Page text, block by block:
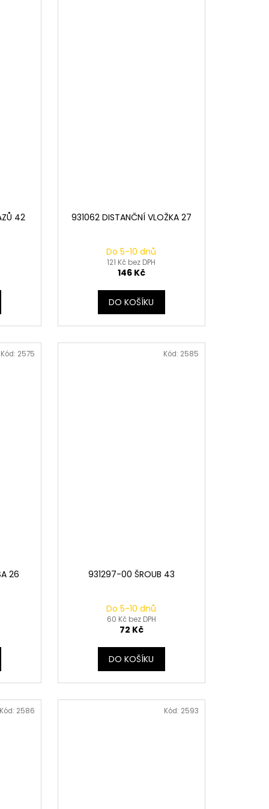
42 931062 DISTANČNÍ VLOŽKA 27
Do 5-10 dnů
121 Kč bez DPH
146 Kč
DO KOŠÍKU
26
Kód: 2575
931297-00 ŠROUB 43
Do 5-10 dnů
60 Kč bez DPH
72 Kč
DO KOŠÍKU
Kód: 2585
Kód: 2586 Kód: 2593